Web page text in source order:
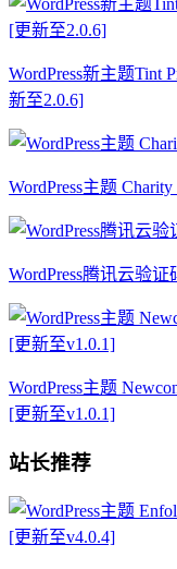
WordPress新主题Tint
新至2.0.6]
WordPress主题
WordPress腾讯云验
WordPress主题
[更新至v1.0.1]
站长推荐